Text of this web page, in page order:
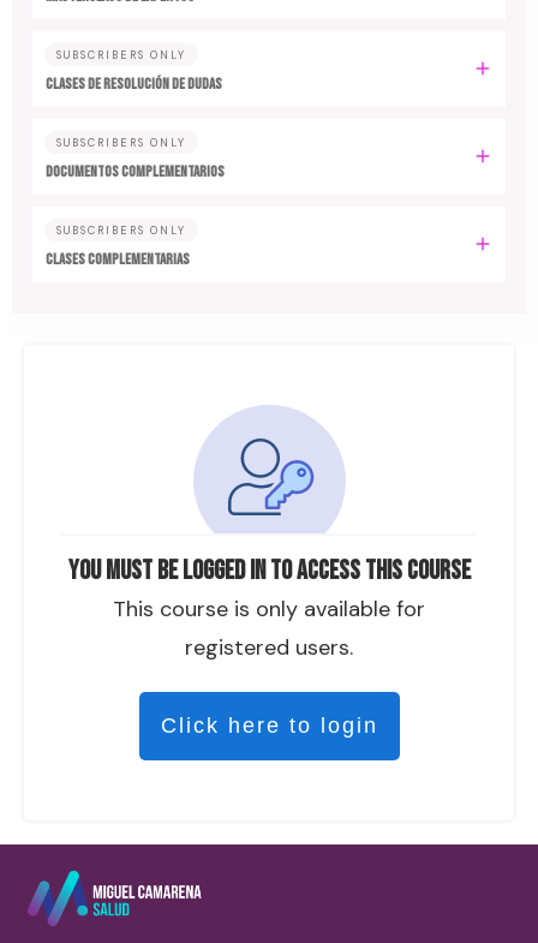
You must be logged in to access this course
This course is only available for
registered users.
Click here to login
SUBSCRIBERS ONLY
CLASES DE RESOLUCIÓN DE DUDAS
SUBSCRIBERS ONLY
DOCUMENTOS COMPLEMENTARIOS
SUBSCRIBERS ONLY
CLASES COMPLEMENTARIAS